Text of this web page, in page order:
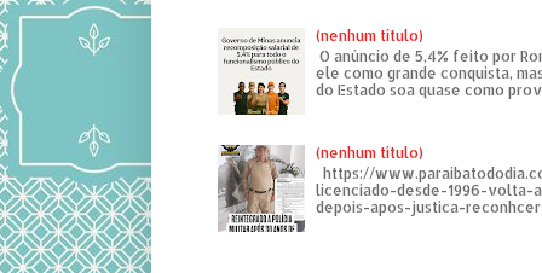
(nenhum título)
O anúncio de 5,4% feito por
ele como grande conquista,
do Estado soa quase como
(nenhum título)
https://
licenciado-desde-1996-volta-
depois-apos-justica-